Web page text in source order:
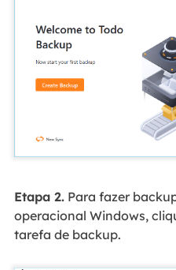
Etapa 2.Para fazer
operacional Windows,
tarefa de backup.